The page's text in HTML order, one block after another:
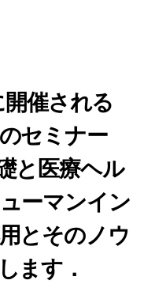
催される
セミナー
と医療ヘル
ーマンイン
とそのノウ
ます．